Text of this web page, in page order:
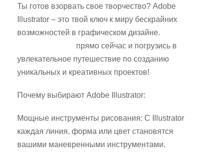
Ты готов взорвать свое творчество? Adobe
Illustrator – это твой ключ к миру бескрайних
возможностей в графическом дизайне.
прямо сейчас и погрузись в
увлекательное путешествие по созданию
уникальных и креативных проектов!
Почему выбирают Adobe Illustrator:
Мощные инструменты рисования: С Illustrator
каждая линия, форма или цвет становятся
вашими маневренными инструментами.